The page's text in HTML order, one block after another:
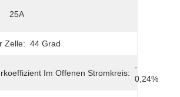
25A
Zelle: 44 Grad
Im Offenen Stromkreis:
-
0,24%